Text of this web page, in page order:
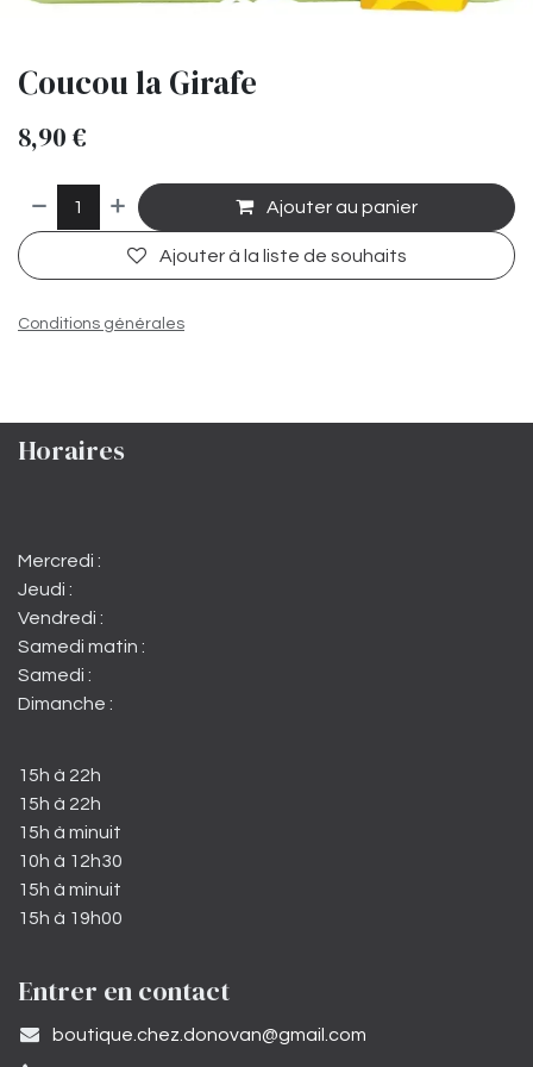
Coucou la Girafe
8,90 €
Ajouter au panier
Ajouter à la liste de souhaits
Conditions générales
Horaires
Mercredi :
Jeudi :
Vendredi :
Samedi matin :
Samedi :
Dimanche :
15h à 22h
15h à 22h
15h à minuit
10h à 12h30
15h à minuit
15h à 19h00
Entrer en contact
​boutique.chez.donovan@gmail.com​